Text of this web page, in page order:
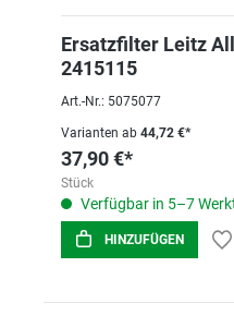
Ersatzfilter Leitz
2415115
Art.-Nr.: 5075077
Varianten ab 44,72 €*
37,90 €*
Stück
Verfügbar in 5–7
HINZUFÜGEN